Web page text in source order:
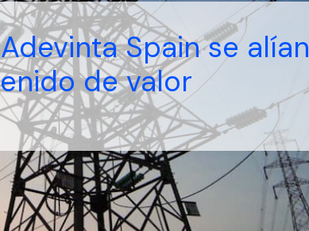
Spain se alían
de valor